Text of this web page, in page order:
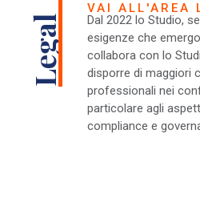
Legal
Dal 2022 lo Studio,
esigenze che
collabora con lo
disporre di maggiori
professionali nei
particolare agli
compliance e
VAI ALL'AREA